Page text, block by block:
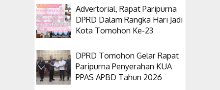
Advertorial, Rapat Paripurna
DPRD Dalam Rangka Hari Jadi
Kota Tomohon Ke-23
DPRD Tomohon Gelar Rapat
Paripurna Penyerahan KUA
PPAS APBD Tahun 2026